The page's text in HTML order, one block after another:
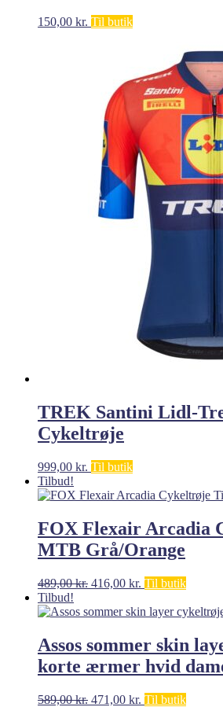
150,00 kr. Til butik
TREK Santini Lidl-
Cykeltrøje
999,00 kr. Til butik
Tilbud!
FOX Flexair Arcadia
MTB Grå/Orange
489,00kr. Den
pris
416,00 kr. Den
pris
416,00 kr..
Til butik
Tilbud!
Assos sommer skin
korte ærmer hvid
589,00kr. Den
471,00 kr. Den
Til butik